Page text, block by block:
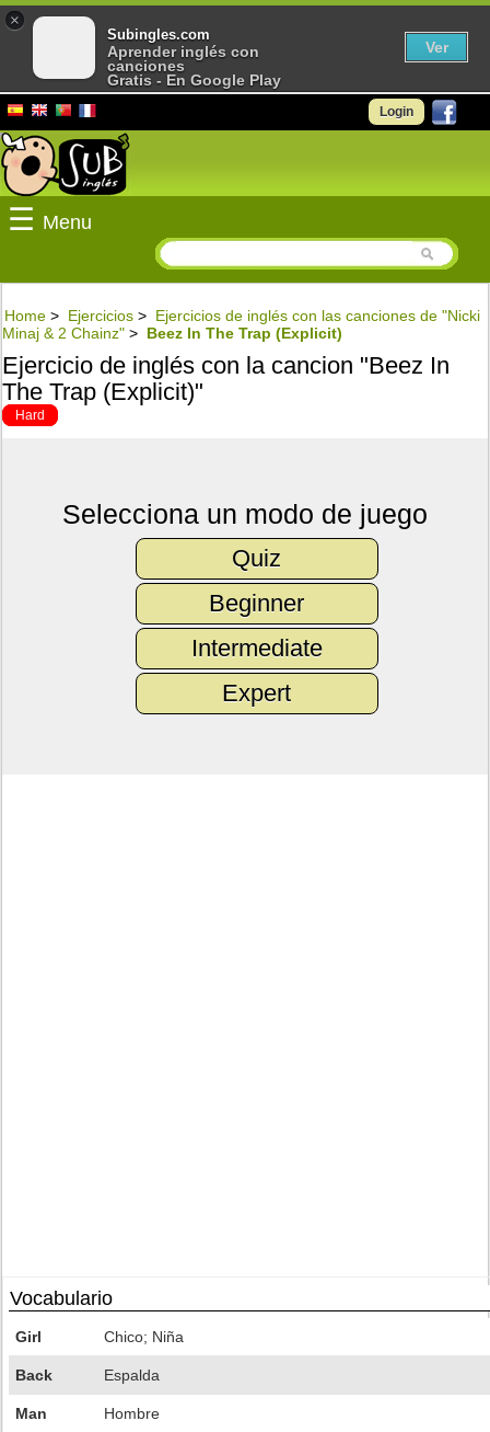
Login
☰ Menu
Home > Ejercicios > Ejercicios de inglés con las canciones de "Nicki
Minaj & 2 Chainz" > Beez In The Trap (Explicit)
Ejercicio de inglés con la cancion "Beez In
The Trap (Explicit)"
Hard
Selecciona un modo de juego
Quiz
Beginner
Intermediate
Expert
Vocabulario
Girl Chico; Niña
Back Espalda
Man Hombre
×
Subingles.com
Aprender inglés con
canciones
Gratis - En Google Play
Ver